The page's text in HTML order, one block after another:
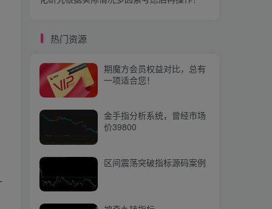
热门文章
1 【期魔方资讯】黑色系疲弱探因：多重压力下的市场困境
2 【期魔方资讯】美国油气行业掀起并购狂潮：市场疯狂整合，重振旗鼓
热门资源
期魔方会员权益对比，总有
一项适合您！
金手指分析系统，曾经市场
价39800
区间震荡突破指标源码案例